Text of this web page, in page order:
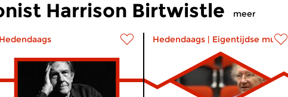
Harrison Birtwistle meer
Hedendaags Hedendaags | Eigentijdse muziek